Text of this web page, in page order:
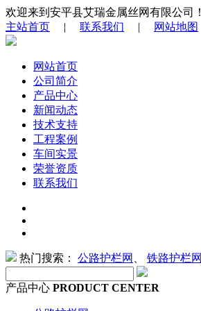
欢迎来到安平县艾瑞金属丝网有限公司！
主站首页 | 联系我们 | 网站地图
网站首页
公司简介
产品中心
新闻动态
技术支持
工程案例
车间实景
荣誉资质
联系我们
热门搜索： 公路护栏网 铁路护栏网
产品中心 PRODUCT CENTER